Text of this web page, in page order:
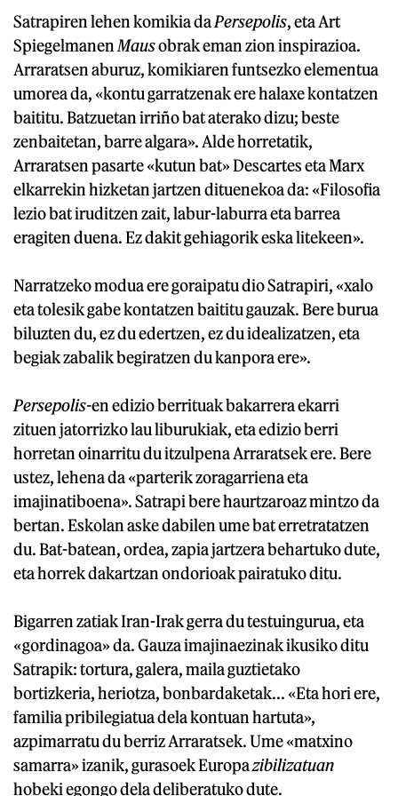
Satrapiren lehen komikia daPersepolis, eta Art
Spiegelmanen Mausobrak eman zion inspirazioa.
Arraratsen aburuz, komikiaren funtsezko elementua
umorea da, «kontu garratzenak ere halaxe kontatzen
baititu. Batzuetan irriño bat aterako dizu; beste
zenbaitetan, barre algara». Alde horretatik,
Arraratsen pasarte «kutun bat» Descartes eta Marx
elkarrekin hizketan jartzen dituenekoa da: «Filosofia
lezio bat iruditzen zait, labur-laburra eta barrea
eragiten duena. Ez dakit gehiagorik eska litekeen».
Narratzeko modua ere goraipatu dio Satrapiri, «xalo
eta tolesik gabe kontatzen baititu gauzak. Bere burua
biluzten du, ez du edertzen, ez du idealizatzen, eta
begiak zabalik begiratzen du kanpora ere».
Persepolis-en edizio berrituak bakarrera ekarri
zituen jatorrizko lau liburukiak, eta edizio berri
horretan oinarritu du itzulpena Arraratsek ere. Bere
ustez, lehena da «parterik zoragarriena eta
imajinatiboena». Satrapi bere haurtzaroaz mintzo da
bertan. Eskolan aske dabilen ume bat erretratatzen
du. Bat-batean, ordea, zapia jartzera behartuko dute,
eta horrek dakartzan ondorioak pairatuko ditu.
Bigarren zatiak Iran-Irak gerra du testuingurua, eta
«gordinagoa» da. Gauza imajinaezinak ikusiko ditu
Satrapik: tortura, galera, maila guztietako
bortizkeria, heriotza, bonbardaketak... «Eta hori ere,
familia pribilegiatua dela kontuan hartuta»,
azpimarratu du berriz Arraratsek. Ume «matxino
samarra» izanik, gurasoek Europazibilizatuan
hobeki egongo dela deliberatuko dute.